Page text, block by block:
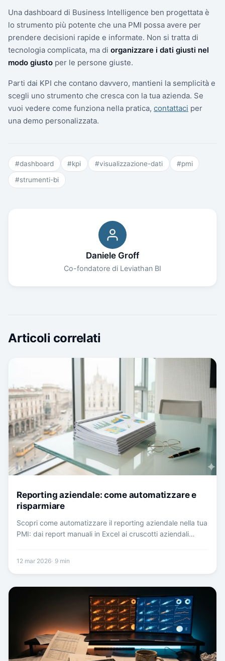
Una dashboard di Business Intelligence ben progettata è
lo strumento più potente che una PMI possa avere per
prendere decisioni rapide e informate. Non si tratta di
tecnologia complicata, ma di organizzare i dati giusti nel
modo giusto per le persone giuste.
Parti dai KPI che contano davvero, mantieni la semplicità e
scegli uno strumento che cresca con la tua azienda. Se
vuoi vedere come funziona nella pratica, contattaci per
una demo personalizzata.
#dashboard #kpi #visualizzazione-dati #pmi
#strumenti-bi
Daniele Groff
Co-fondatore di Leviathan BI
Articoli correlati
Reporting aziendale: come automatizzare e
risparmiare
Scopri come automatizzare il reporting aziendale nella tua
PMI: dai report manuali in Excel ai cruscotti aziendali
12 mar 2026 9 min